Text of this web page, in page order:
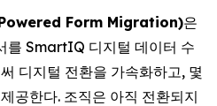
Form Migration)은
를 SmartIQ 디지털 데이터 수
디지털 전환을 가속화하고, 몇
공한다. 조직은 아직 전환되지